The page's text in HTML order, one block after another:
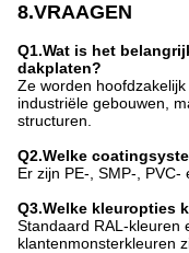
8.VRAAGEN
Q1.Wat is het
dakplaten?
Ze worden
industriële gebouwen,
structuren.
Q2.Welke
Er zijn PE-, SMP-, PVC-
Q3.Welke kleuropties
Standaard RAL-kleuren
klantenmonsterkleuren